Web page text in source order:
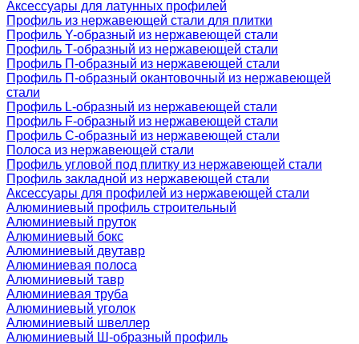
Аксессуары для латунных профилей
Профиль из нержавеющей стали для плитки
Профиль Y-образный из нержавеющей стали
Профиль Т-образный из нержавеющей стали
Профиль П-образный из нержавеющей стали
Профиль П-образный окантовочный из нержавеющей
стали
Профиль L-образный из нержавеющей стали
Профиль F-образный из нержавеющей стали
Профиль C-образный из нержавеющей стали
Полоса из нержавеющей стали
Профиль угловой под плитку из нержавеющей стали
Профиль закладной из нержавеющей стали
Аксессуары для профилей из нержавеющей стали
Алюминиевый профиль строительный
Алюминиевый пруток
Алюминиевый бокс
Алюминиевый двутавр
Алюминиевая полоса
Алюминиевый тавр
Алюминиевая труба
Алюминиевый уголок
Алюминиевый швеллер
Алюминиевый Ш-образный профиль